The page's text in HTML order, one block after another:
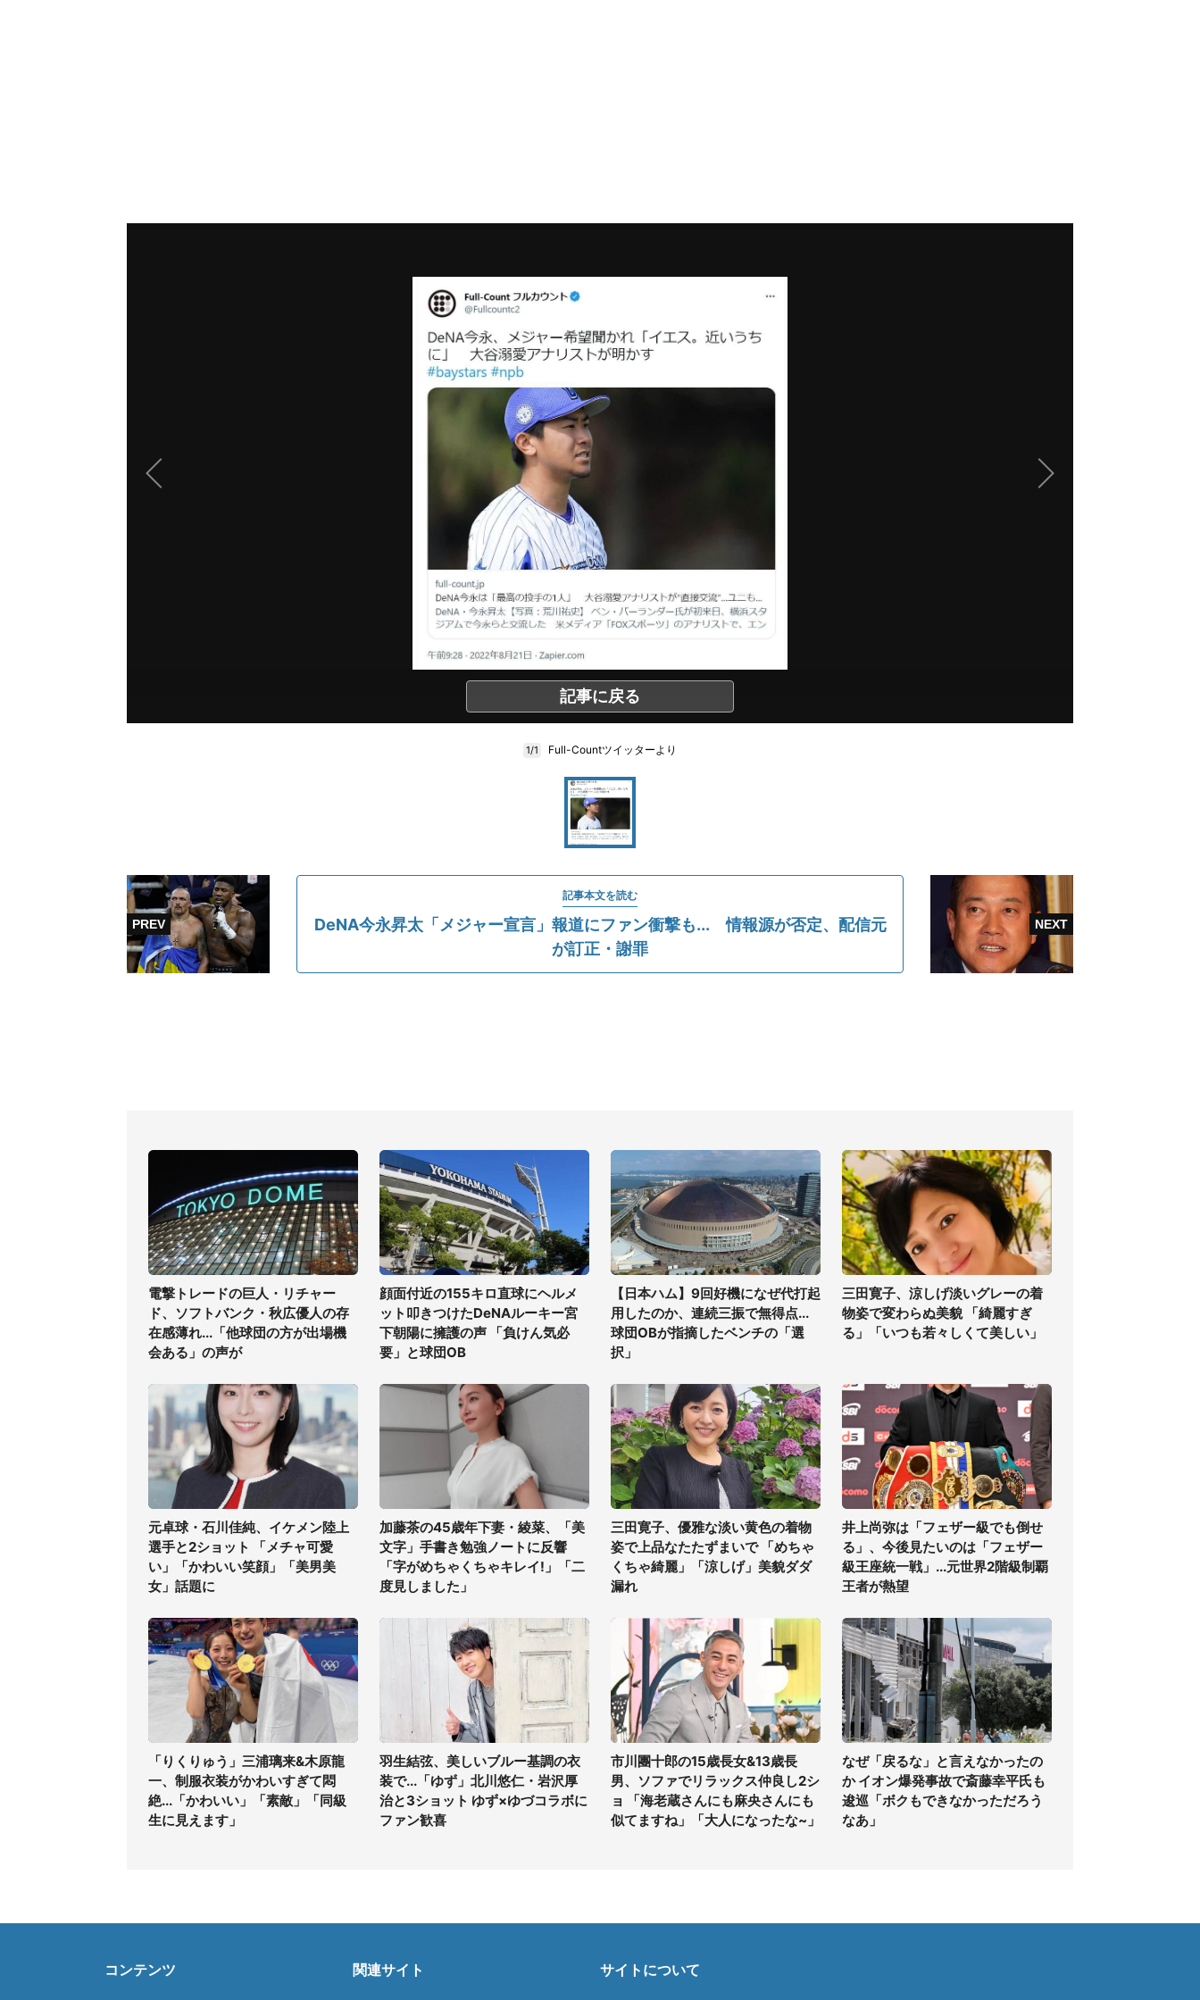
記事に戻る
1/1 Full-Countツイッターより
記事本文を読む
DeNA今永昇太「メジャー宣言」報道にファン衝撃も... 情報源が否定、配信元
が訂正・謝罪
電撃トレードの巨人・リチャー
ド、ソフトバンク・秋広優人の存
在感薄れ...「他球団の方が出場機
会ある」の声が
顔面付近の155キロ直球にヘルメ
ット叩きつけたDeNAルーキー宮
下朝陽に擁護の声 「負けん気必
要」と球団OB
【日本ハム】9回好機になぜ代打起
用したのか、連続三振で無得点...
球団OBが指摘したベンチの「選
択」
三田寛子、涼しげ淡いグレーの着
物姿で変わらぬ美貌 「綺麗すぎ
る」「いつも若々しくて美しい」
元卓球・石川佳純、イケメン陸上
選手と2ショット 「メチャ可愛
い」「かわいい笑顔」「美男美
女」話題に
加藤茶の45歳年下妻・綾菜、「美
文字」手書き勉強ノートに反響
「字がめちゃくちゃキレイ!」「二
度見しました」
三田寛子、優雅な淡い黄色の着物
姿で上品なたたずまいで 「めちゃ
くちゃ綺麗」「涼しげ」美貌ダダ
漏れ
井上尚弥は「フェザー級でも倒せ
る」、今後見たいのは「フェザー
級王座統一戦」...元世界2階級制覇
王者が熱望
「りくりゅう」三浦璃来&木原龍
一、制服衣装がかわいすぎて悶
絶...「かわいい」「素敵」「同級
生に見えます」
羽生結弦、美しいブルー基調の衣
装で...「ゆず」北川悠仁・岩沢厚
治と3ショット ゆず×ゆづコラボに
ファン歓喜
市川團十郎の15歳長女&13歳長
男、ソファでリラックス仲良し2シ
ョ 「海老蔵さんにも麻央さんにも
似てますね」「大人になったな~」
なぜ「戻るな」と言えなかったの
か イオン爆発事故で斎藤幸平氏も
逡巡「ボクもできなかっただろう
なあ」
コンテンツ 関連サイト サイトについて